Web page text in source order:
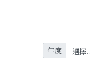
年度